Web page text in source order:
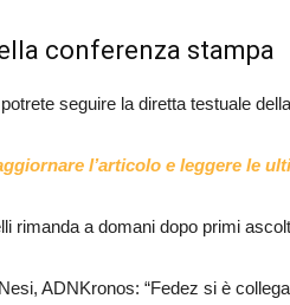
conferenza stampa
seguire la diretta testuale
l’articolo e leggere le
rimanda a domani dopo primi
ADNKronos: “Fedez si è